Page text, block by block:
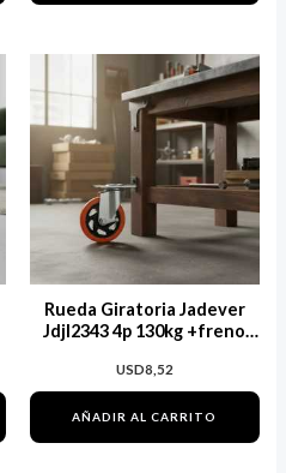
Rueda Giratoria Jadever
Jdjl2343 4p 130kg +freno
USD8,52
AÑADIR AL CARRITO